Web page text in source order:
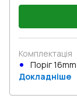
Комплектація
Поріг
Докладніше